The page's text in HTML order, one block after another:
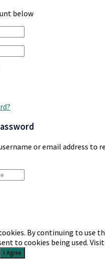
below
or email address to
By continuing to use
to cookies being used.
I Agree